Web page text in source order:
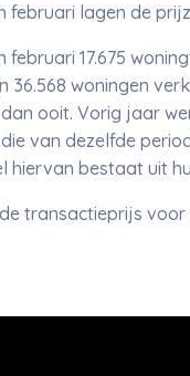
februari lagen de
17.675
36.568 woningen
ooit. Vorig jaar
van dezelfde
hiervan bestaat uit
transactieprijs